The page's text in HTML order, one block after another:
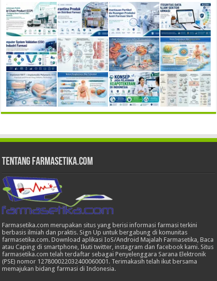
Tentang Farmasetika.com
Farmasetika.com merupakan situs yang berisi informasi farmasi terkini
berbasis ilmiah dan praktis. Sign Up untuk bergabung di komunitas
farmasetika.com. Download aplikasi IoS/Android Majalah Farmasetika, Baca
atau Caping di smartphone, Ikuti twitter, instagram dan facebook kami. Situs
farmasetika.com telah terdaftar sebagai Penyelenggara Sarana Elektronik
(PSE) nomor 127800022032400060001. Terimakasih telah ikut bersama
memajukan bidang farmasi di Indonesia.